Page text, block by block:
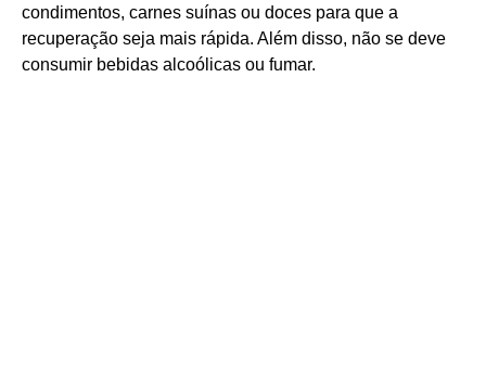
condimentos, carnes suínas ou doces para que a
recuperação seja mais rápida. Além disso, não se deve
consumir bebidas alcoólicas ou fumar.